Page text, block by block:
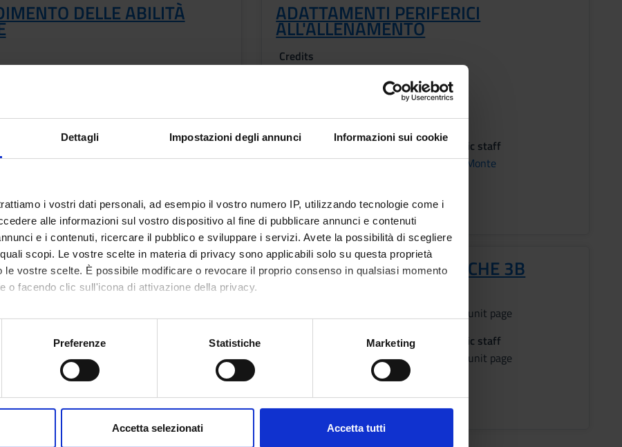
Dettagli Impostazioni degli annunci Informazioni sui cookie
i vostri dati personali, ad esempio il vostro numero IP, utilizzando tecnologie come i
alle informazioni sul vostro dispositivo al fine di pubblicare annunci e contenuti
e i contenuti, ricercare il pubblico e sviluppare i servizi. Avete la possibilità di scegliere
scopi. Le vostre scelte in materia di privacy sono applicabili solo su questa proprietà
le vostre scelte. È possibile modificare o revocare il proprio consenso in qualsiasi momento
o facendo clic sull'icona di attivazione della privacy.
anche:
sulla tua posizione geografica, con un'approssimazione di qualche metro,
in qualsiasi momento dalla Dichiarazione sui cookie.
Preferenze Statistiche Marketing
Accetta selezionati Accetta tutti
DELLE ABILITÀ
68R Rovereto
Academic staff
Mauro Nardon
ADATTAMENTI PERIFERICI
ALL'ALLENAMENTO
Credits
1°semestre LM-68R Rovereto
Location
ROVERETO
Academic staff
Andrea Monte
Lessons timetable
PRATICHE 2B
Period
Academic staff
See the unit page
ATTIVITÀ TECNICO PRATICHE 3B
See the unit page
Academic staff
See the unit page
Lessons timetable